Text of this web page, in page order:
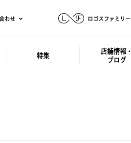
わせ ロゴスファミリー
特集
店舗情報・
ブログ